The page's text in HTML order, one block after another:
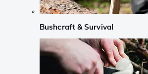
Bushcraft & Survival